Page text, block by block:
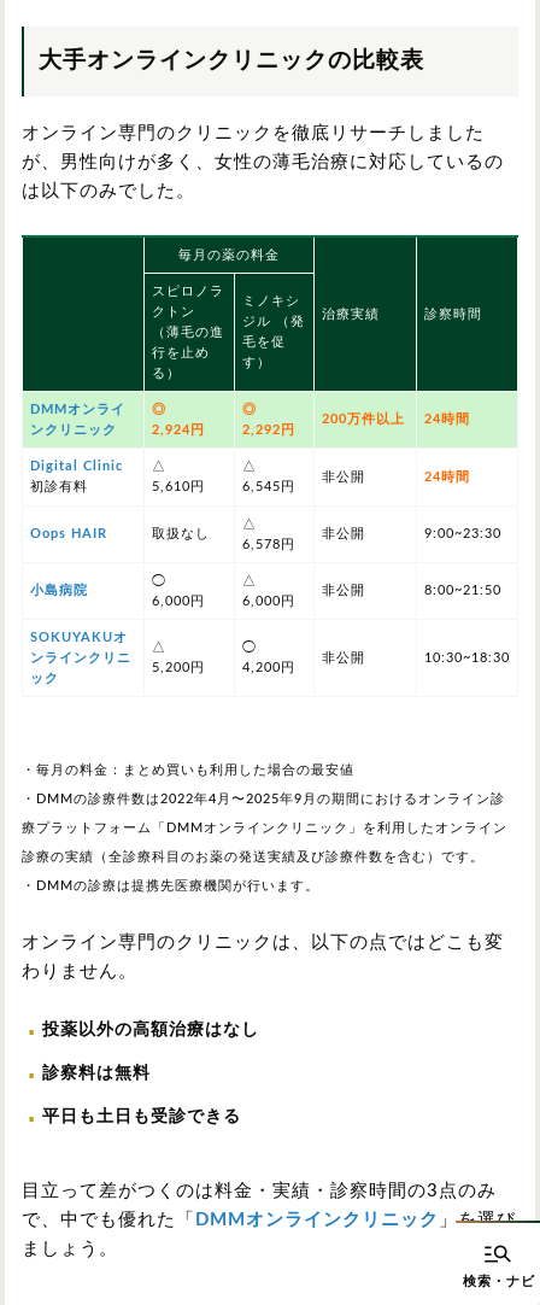
大手オンラインクリニックの比較表
オンライン専門のクリニックを徹底リサーチしました
が、男性向けが多く、女性の薄毛治療に対応しているの
は以下のみでした。
毎月の薬の料金
治療実績 診察時間
スピロノラ
クトン
（薄毛の進
行を止め
る）
ミノキシ
ジル （発
毛を促
す）
DMMオンライ
ンクリニック
◎
2,924円
◎
2,292円
200万件以上 24時間
Digital Clinic
初診有料
△
5,610円
△
6,545円
非公開 24時間
Oops HAIR 取扱なし
△
6,578円
非公開 9:00~23:30
小島病院
◯
6,000円
△
6,000円
非公開 8:00~21:50
SOKUYAKUオ
ンラインクリニ
ック
△
5,200円
◯
4,200円
非公開 10:30~18:30
・毎月の料金：まとめ買いも利用した場合の最安値
・DMMの診療件数は2022年4月〜2025年9月の期間におけるオンライン診
療プラットフォーム「DMMオンラインクリニック」を利用したオンライン
診療の実績（全診療科目のお薬の発送実績及び診療件数を含む）です。
・DMMの診療は提携先医療機関が行います。
オンライン専門のクリニックは、以下の点ではどこも変
わりません。
投薬以外の高額治療はなし
診察料は無料
平日も土日も受診できる
目立って差がつくのは料金・実績・診察時間の3点のみ
で、中でも優れた「 DMMオンラインクリニック 」を選び
ましょう。